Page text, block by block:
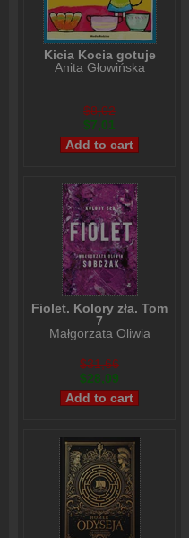
Kicia Kocia gotuje
Anita Głowińska
$8,02
$7,01
Fiolet. Kolory zła. Tom
7
Małgorzata Oliwia
$31,66
$28,09